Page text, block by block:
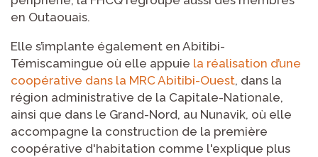
en Outaouais.
Elle s’implante également en Abitibi-
Témiscamingue où elle appuie la réalisation d’une
coopérative dans la MRC Abitibi-Ouest, dans la
région administrative de la Capitale-Nationale,
ainsi que dans le Grand-Nord, au Nunavik, où elle
accompagne la construction de la première
coopérative d'habitation comme l'explique plus